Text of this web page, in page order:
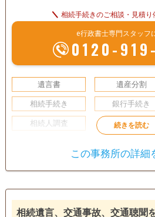
相続手続きのご相談・見積り
e行政書士専門スタッフ
0120-
遺言書 遺産分割
相続手続き
銀行手続き
相続人調査
この事務所の詳細
相続遺言、交通事故、交通聴聞